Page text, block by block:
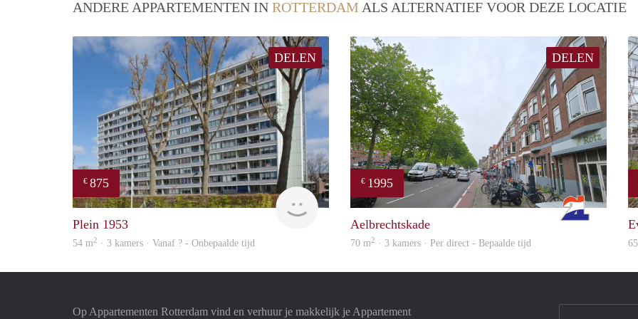
ANDERE APPARTEMENTEN IN ROTTERDAM ALS ALTERNATIEF VOOR DEZE LOCATIE
DELEN
€ 875
finder
Plein 1953
54 m2 · 3 kamers · Vanaf ? - Onbepaalde tijd
DELEN
€ 1995
Rotterdam
Aelbrechtskade
70 m2 · 3 kamers · Per direct - Bepaalde tijd
Op Appartementen Rotterdam vind en verhuur je makkelijk je Appartement